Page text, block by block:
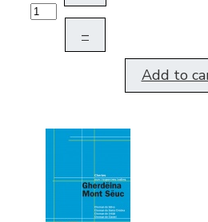
–
Add to